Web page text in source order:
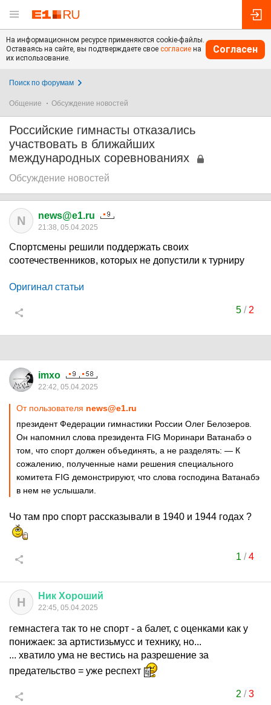
На информационном ресурсе применяются cookie-файлы.
Оставаясь на сайте, вы подтверждаете свое согласие на
их использование.
Согласен
Поиск по форумам
Общение Обсуждение новостей
Российские гимнасты отказались
участвовать в ближайших
международных соревнованиях
Обсуждение новостей
N news@e1.ru
21:38, 05.04.2025
Спортсмены решили поддержать своих
соотечественников, которых не допустили к турниру
Оригинал статьи
5/ 2
imxo
22:42, 05.04.2025
От пользователя news@e1.ru
президент Федерации гимнастики России Олег Белозеров.
Он напомнил слова президента FIG Моринари Ватанабэ о
том, что спорт должен объединять, а не разделять: — К
сожалению, полученные нами решения специального
комитета FIG демонстрируют, что слова господина Ватанабэ
в нем не услышали.
Чо там про спорт рассказывали в 1940 и 1944 годах ?
1 /4
Н Ник Хороший
22:45, 05.04.2025
гемнастега так то не спорт - а балет, с оценками как у
понижаек: за артистизьмусс и технику, но...
... хватило ума не вестись на разрешение за
предательство = уже респехт
2 /3